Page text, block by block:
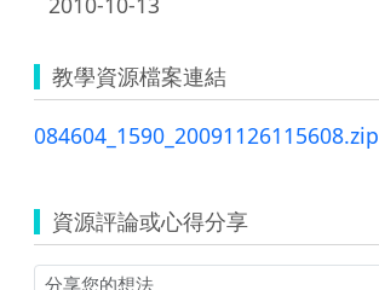
教學資源檔案連結
084604_1590_20091126115608.zip
資源評論或心得分享